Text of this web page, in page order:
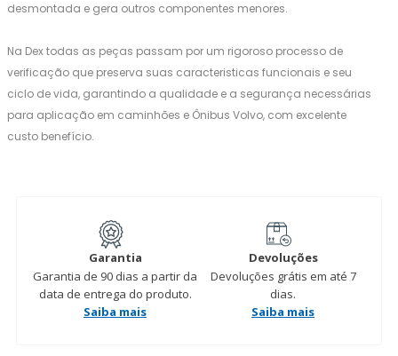
desmontada e gera outros componentes menores.
Na Dex todas as peças passam por um rigoroso processo de
verificação que preserva suas caracteristicas funcionais e seu
ciclo de vida, garantindo a qualidade e a segurança necessárias
para aplicação em caminhões e Ônibus Volvo, com excelente
custo benefício.
Garantia
Garantia de 90 dias a partir da
data de entrega do produto.
Saiba mais
Devoluções
Devoluções grátis em até 7
dias.
Saiba mais